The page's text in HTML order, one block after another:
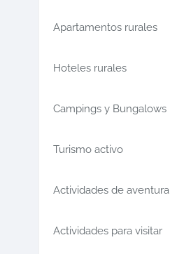
Apartamentos rurales
Hoteles rurales
Campings y Bungalows
Turismo activo
Actividades de aventura
Actividades para visitar